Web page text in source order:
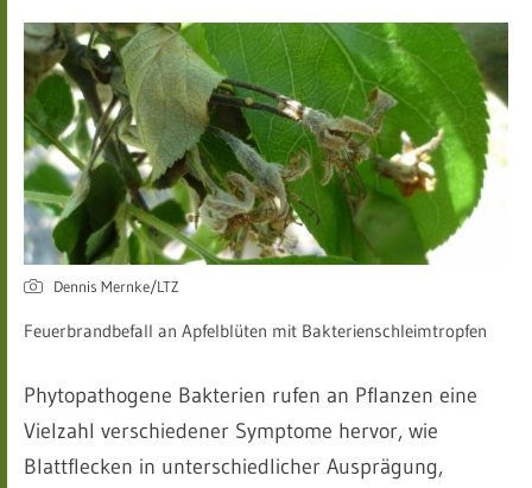
Dennis Mernke/LTZ
Feuerbrandbefall an Apfelblüten mit Bakterienschleimtropfen
Phytopathogene Bakterien rufen an Pflanzen eine
Vielzahl verschiedener Symptome hervor, wie
Blattflecken in unterschiedlicher Ausprägung,